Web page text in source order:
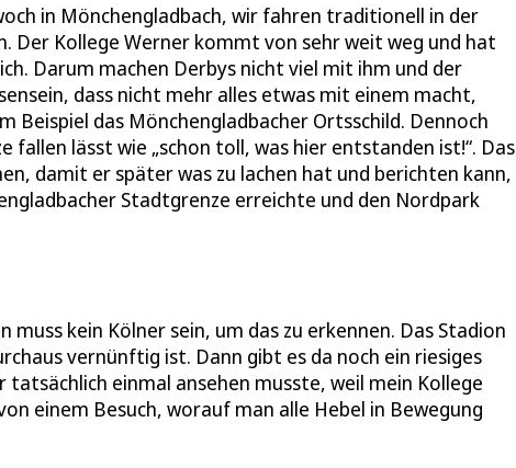
in Mönchengladbach, wir fahren traditionell in der
Der Kollege Werner kommt von sehr weit weg und hat
Darum machen Derbys nicht viel mit ihm und der
dass nicht mehr alles etwas mit einem macht,
Beispiel das Mönchengladbacher Ortsschild. Dennoch
fallen lässt wie „schon toll, was hier entstanden ist!“. Das
damit er später was zu lachen hat und berichten kann,
Stadtgrenze erreichte und den Nordpark
kein Kölner sein, um das zu erkennen. Das Stadion
vernünftig ist. Dann gibt es da noch ein riesiges
einmal ansehen musste, weil mein Kollege
einem Besuch, worauf man alle Hebel in Bewegung